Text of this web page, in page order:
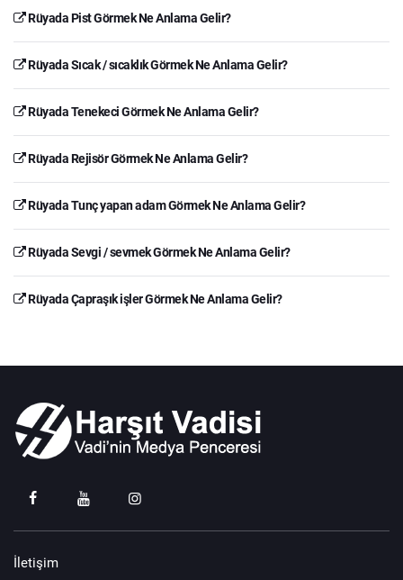
Rüyada Pist Görmek Ne Anlama Gelir?
Rüyada Sıcak / sıcaklık Görmek Ne Anlama Gelir?
Rüyada Tenekeci Görmek Ne Anlama Gelir?
Rüyada Rejisör Görmek Ne Anlama Gelir?
Rüyada Tunç yapan adam Görmek Ne Anlama Gelir?
Rüyada Sevgi / sevmek Görmek Ne Anlama Gelir?
Rüyada Çapraşık işler Görmek Ne Anlama Gelir?
İletişim